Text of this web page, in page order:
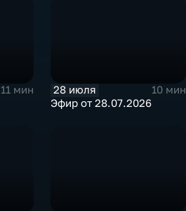
11 мин
28 июля
10 мин
Эфир от 28.07.2026